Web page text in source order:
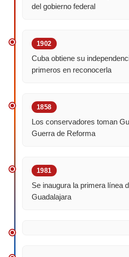
del gobierno federal
1902
Cuba obtiene su
primeros en reconocerla
1858
Los conservadores toman
Guerra de Reforma
1981
Se inaugura la primera línea
Guadalajara